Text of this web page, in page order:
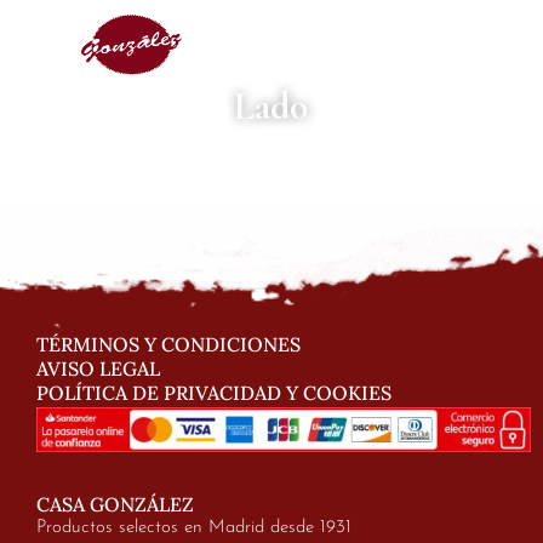
Lado
TÉRMINOS Y CONDICIONES
AVISO LEGAL
POLÍTICA DE PRIVACIDAD Y COOKIES
CASA GONZÁLEZ
Productos selectos en Madrid desde 1931